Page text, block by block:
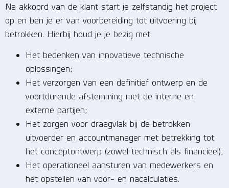
Na akkoord van de klant start je zelfstandig het project
op en ben je er van voorbereiding tot uitvoering bij
betrokken. Hierbij houd je je bezig met:
Het bedenken van innovatieve technische
oplossingen;
Het verzorgen van een definitief ontwerp en de
voortdurende afstemming met de interne en
externe partijen;
Het zorgen voor draagvlak bij de betrokken
uitvoerder en accountmanager met betrekking tot
het conceptontwerp (zowel technisch als financieel);
Het operationeel aansturen van medewerkers en
het opstellen van voor- en nacalculaties.